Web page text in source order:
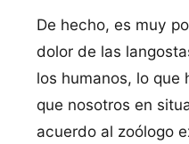
De hecho, es muy
dolor de las
los humanos, lo que
que nosotros en
acuerdo al zoólogo